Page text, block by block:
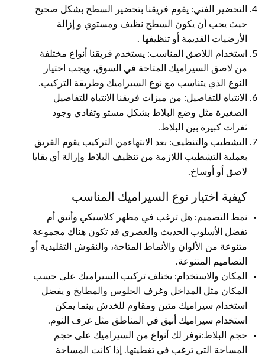
التحضير الفني: يقوم فريقنا بتحضير السطح بشكل صحيح
حيث يجب أن يكون السطح نظيف ومستوي و إزالة
الأرضيات القديمة أو تنظيفها .
استخدام اللاصق المناسب: يستخدم فريقنا أنواع مختلفة
من لاصق السيراميك المتاحة في السوق، ويجب اختيار
النوع الذي يتناسب مع نوع السيراميك وطريقة التركيب.
الانتباه للتفاصيل: من ميزات فريقنا الانتباه للتفاصيل
الصغيرة مثل وضع البلاط بشكل مستو وتفادي وجود
ثغرات كبيرة بين البلاط.
التشطيب والتنظيف: بعد الانتهاءمن التركيب يقوم الفريق
بعملية التشطيب اللازمة من تنظيف البلاط وإزالة أي بقايا
لاصق أو أوساخ.
كيفية اختيار نوع السيراميك المناسب
نمط التصميم: هل ترغب في مظهر كلاسيكي وأنيق أم
تفضل الأسلوب الحديث والعصري قد تكون هناك مجموعة
متنوعة من الألوان والأنماط المتاحة، والنقوش التقليدية أو
التصاميم المتنوعة.
المكان والاستخدام: يختلف تركيب السيراميك على حسب
المكان مثل المداخل وغرف الجلوس والمطابخ و يفضل
استخدام سيراميك متين ومقاوم للخدش بينما يمكن
استخدام سيراميك أنيق في المناطق مثل غرف النوم.
حجم البلاط:نوفر لك أنواع من السيراميك على حجم
المساحة التي ترغب في تغطيتها. إذا كانت المساحة